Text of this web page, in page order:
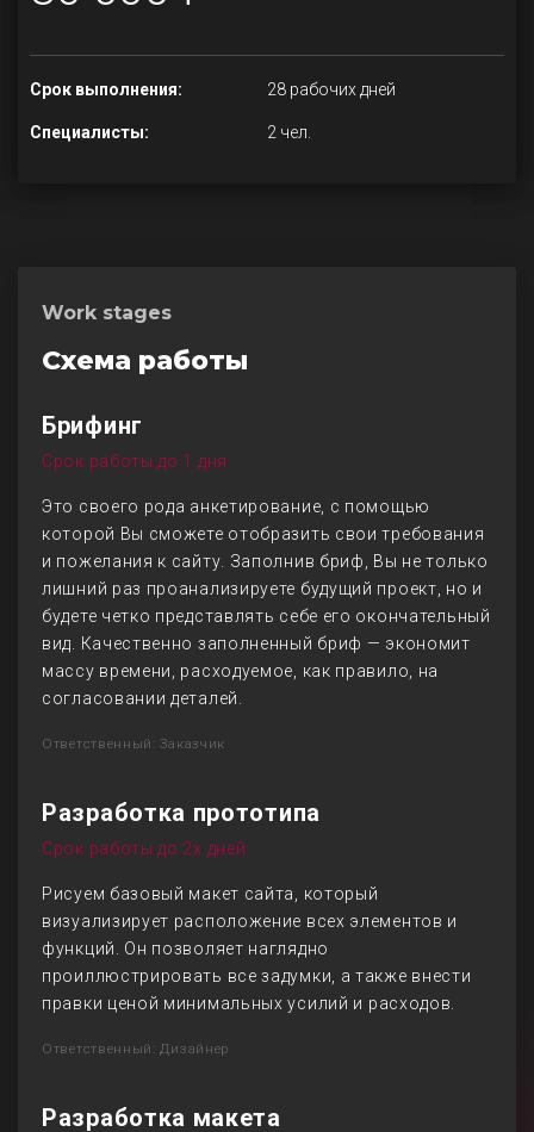
Срок выполнения: 28 рабочих дней
Специалисты: 2 чел.
Work stages
Схема работы
Брифинг
Срок работы до 1 дня
Это своего рода анкетирование, с помощью
которой Вы сможете отобразить свои требования
и пожелания к сайту. Заполнив бриф, Вы не только
лишний раз проанализируете будущий проект, но и
будете четко представлять себе его окончательный
вид. Качественно заполненный бриф — экономит
массу времени, расходуемое, как правило, на
согласовании деталей.
Ответственный: Заказчик
Разработка прототипа
Срок работы до 2х дней
Рисуем базовый макет сайта, который
визуализирует расположение всех элементов и
функций. Он позволяет наглядно
проиллюстрировать все задумки, а также внести
правки ценой минимальных усилий и расходов.
Ответственный: Дизайнер
Разработка макета